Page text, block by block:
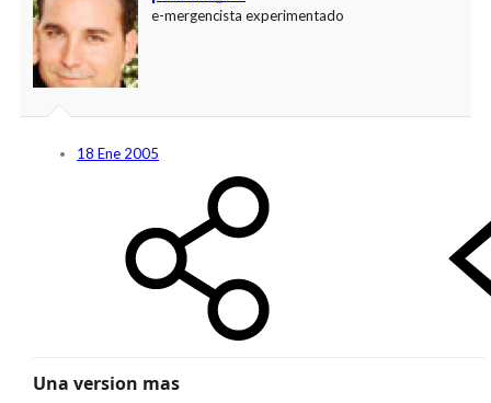
e-mergencista experimentado
18 Ene 2005
Una version mas